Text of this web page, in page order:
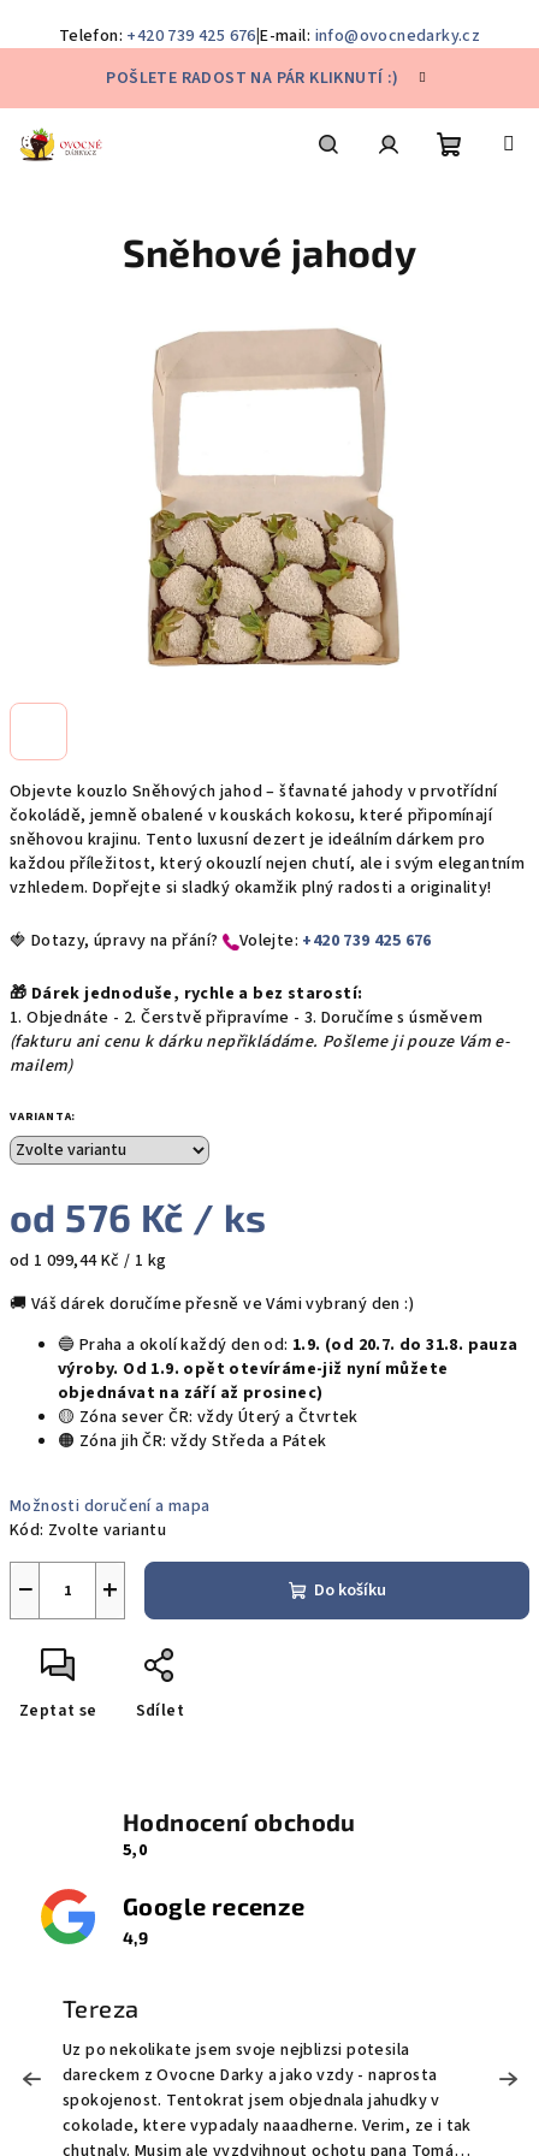
Telefon: +420 739 425 676 |E-mail: info@ovocnedarky.cz
obsah
POŠLETE RADOST NA PÁR KLIKNUTÍ :)
Objevte kouzlo Sněhových jahod – šťavnaté jahody v prvotřídní
čokoládě, jemně obalené v kouskách kokosu, které připomínají
sněhovou krajinu. Tento luxusní dezert je ideálním dárkem pro
každou příležitost, který okouzlí nejen chutí, ale i svým elegantním
vzhledem. Dopřejte si sladký okamžik plný radosti a originality!
🍓 Dotazy, úpravy na přání? ​Volejte: +420 739 425 676
🎁 Dárek jednoduše, rychle a bez starostí:
1. Objednáte - 2. Čerstvě připravíme - 3. Doručíme s úsměvem
(fakturu ani cenu k dárku nepřikládáme. Pošleme ji pouze Vám e-
mailem)
VARIANTA:
od 576 Kč / ks
Měrná
od 1 099,44 Kč / 1 kg
🚚 Váš dárek doručíme přesně ve Vámi vybraný den :)
🔵 Praha a okolí každý den od: 1.9. (od 20.7. do 31.8. pauza
výroby. Od 1.9. opět otevíráme-již nyní můžete
objednávat na září až prosinec)
🟡 Zóna sever ČR: vždy Úterý a Čtvrtek
🟠 Zóna jih ČR: vždy Středa a Pátek
Možnosti doručení a mapa
Kód: Zvolte variantu
+
− Do košíku
Zeptat se Sdílet
Sněhové jahody
Hodnocení obchodu
5,0
Google recenze
4,9
Tereza
Uz po nekolikate jsem svoje nejblizsi potesila
dareckem z Ovocne Darky a jako vzdy - naprosta
spokojenost. Tentokrat jsem objednala jahudky v
cokolade, ktere vypadaly naaadherne. Verim, ze i tak
chutnaly. Musim ale vyzdvihnout ochotu pana Tomáše